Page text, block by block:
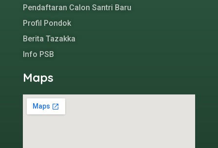
Pendaftaran Calon Santri Baru
Profil Pondok
Berita Tazakka
Info PSB
Maps